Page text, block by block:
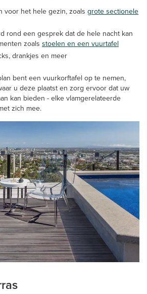
voor het hele gezin, zoals grote sectionele
rond een gesprek dat de hele nacht kan
zoals stoelen en een vuurtafel
drankjes en meer
bent een vuurkorftafel op te nemen,
u deze plaatst en zorg ervoor dat uw
kan bieden - elke vlamgerelateerde
zich mee.